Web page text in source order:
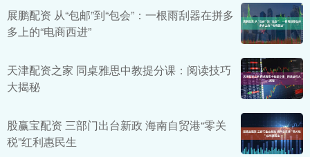
展鹏配资 从“包邮”到“包会”：一根雨刮器在拼多
多上的“电商西进”
天津配资之家 同桌雅思中教提分课：阅读技巧
大揭秘
股赢宝配资 三部门出台新政 海南自贸港“零关
税”红利惠民生